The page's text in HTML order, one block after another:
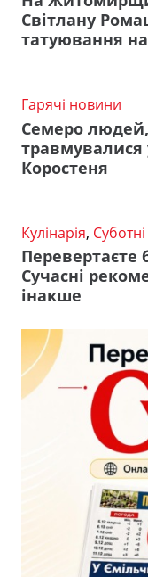
Світлану
татуювання
Гарячі новини
Семеро людей,
травмувалися
Коростеня
Кулінарія,
Перевертаєте
Сучасні
інакше